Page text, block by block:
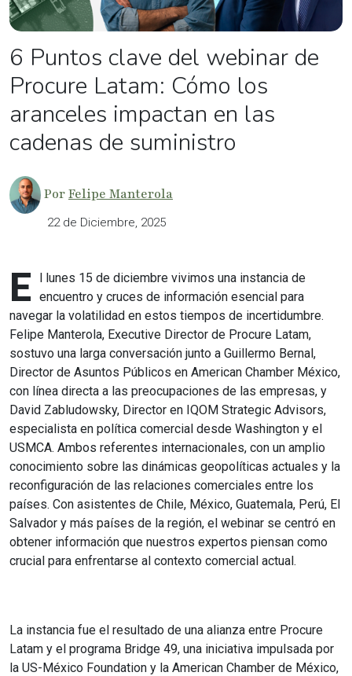
6 Puntos clave del webinar de
Procure Latam: Cómo los
aranceles impactan en las
cadenas de suministro
PorFelipe Manterola
22 de Diciembre, 2025
E
l lunes 15 de diciembre vivimos una instancia de
encuentro y cruces de información esencial para
navegar la volatilidad en estos tiempos de incertidumbre.
Felipe Manterola, Executive Director de Procure Latam,
sostuvo una larga conversación junto a ​Guillermo Bernal,
Director de Asuntos Públicos en American Chamber México,
con línea directa a las preocupaciones de las empresas, y ​
David Zabludowsky, Director en IQOM Strategic Advisors,
especialista en política comercial desde Washington y el
USMCA. Ambos referentes internacionales, con un amplio
conocimiento sobre las dinámicas geopolíticas actuales y la
reconfiguración de las relaciones comerciales entre los
países. Con asistentes de Chile, México, Guatemala, Perú, El
Salvador y más países de la región, el webinar se centró en
obtener información que nuestros expertos piensan como
crucial para enfrentarse al contexto comercial actual.
La instancia fue el resultado de una alianza entre Procure
Latam y el programa Bridge 49, una iniciativa impulsada por
la US-México Foundation y la American Chamber de México,